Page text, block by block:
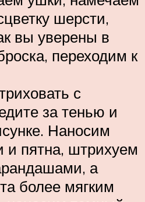
шерсти,
вы уверены в
переходим к
с
за тенью и
Наносим
и пятна, штрихуем
а
более мягким